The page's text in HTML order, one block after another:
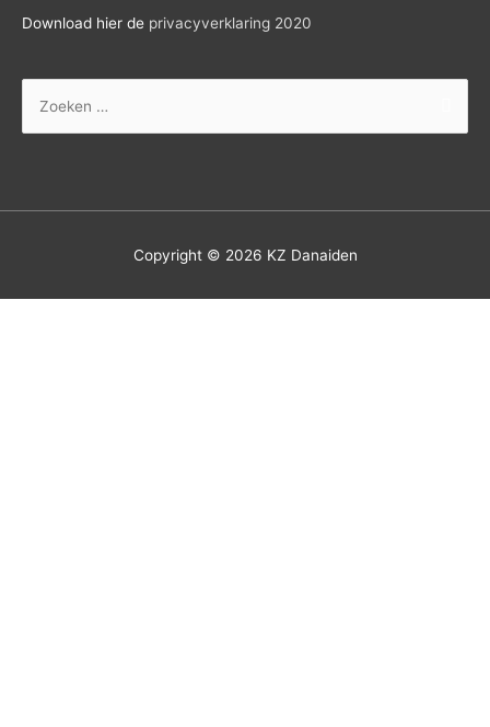
Download hier de privacyverklaring 2020
Zoek
naar:
Copyright © 2026 KZ Danaiden